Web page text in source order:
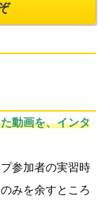
動画を、インタ
参加者の実習時
みを余すところ